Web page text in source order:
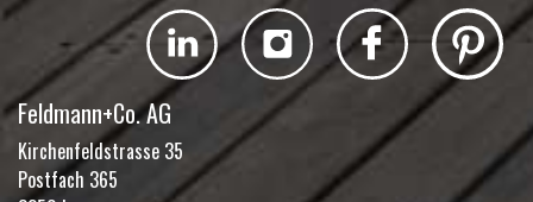
Feldmann+Co. AG
Kirchenfeldstrasse 35
Postfach 365